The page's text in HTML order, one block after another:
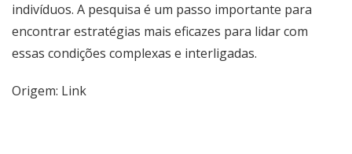
indivíduos. A pesquisa é um passo importante para
encontrar estratégias mais eficazes para lidar com
essas condições complexas e interligadas.
Origem: Link